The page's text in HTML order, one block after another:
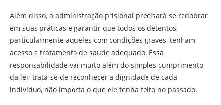
Além disso, a administração prisional precisará se redobrar
em suas práticas e garantir que todos os detentos,
particularmente aqueles com condições graves, tenham
acesso a tratamento de saúde adequado. Essa
responsabilidade vai muito além do simples cumprimento
da lei; trata-se de reconhecer a dignidade de cada
indivíduo, não importa o que ele tenha feito no passado.